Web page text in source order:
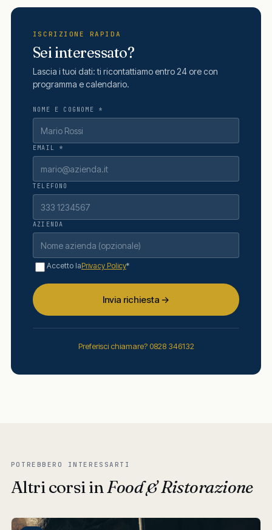
ISCRIZIONE RAPIDA
Sei interessato?
Lascia i tuoi dati: ti ricontattiamo entro 24 ore con
programma e calendario.
NOME E COGNOME *
EMAIL *
TELEFONO
AZIENDA
Accetto laPrivacy Policy*
Invia richiesta →
Preferisci chiamare? 0828 346132
POTREBBERO INTERESSARTI
Altri corsi inFood & Ristorazione